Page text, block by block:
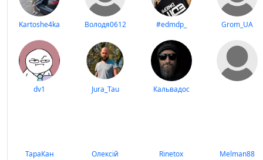
Kartoshe4ka Володя0612 #edmdp_ Grom_UA
dv1 Jura_Tau Кальвадос
ТараКан Олексій Rinetox Melman88